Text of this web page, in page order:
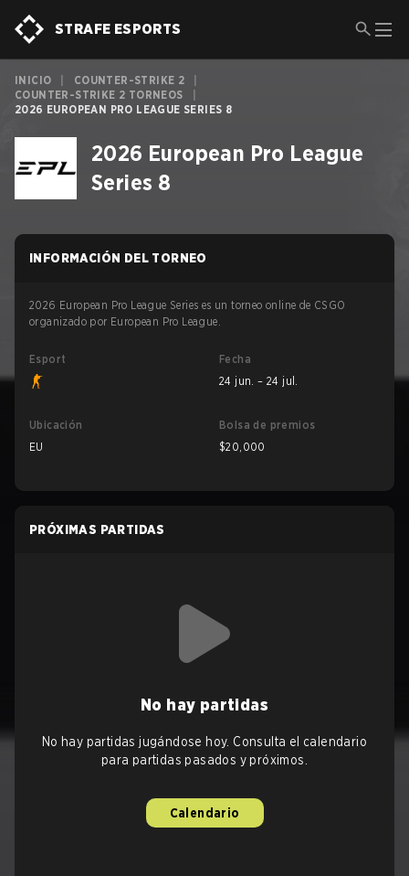
STRAFE ESPORTS
INICIO COUNTER-STRIKE 2
COUNTER-STRIKE 2 TORNEOS
2026 EUROPEAN PRO LEAGUE SERIES 8
2026 European Pro League
Series 8
INFORMACIÓN DEL TORNEO
2026 European Pro League Series es un torneo online de CSGO
organizado por European Pro League.
Esport
Fecha
24 jun. – 24 jul.
Ubicación
EU
Bolsa de premios
$20,000
PRÓXIMAS PARTIDAS
No hay partidas
No hay partidas jugándose hoy. Consulta el calendario
para partidas pasados y próximos.
Calendario